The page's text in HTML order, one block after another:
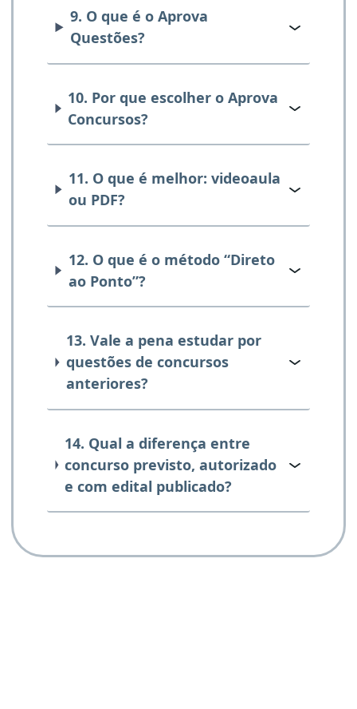
9. O que é o Aprova
Questões?
10. Por que escolher o Aprova
Concursos?
11. O que é melhor: videoaula
ou PDF?
12. O que é o método “Direto
ao Ponto”?
13. Vale a pena estudar por
questões de concursos
anteriores?
14. Qual a diferença entre
concurso previsto, autorizado
e com edital publicado?